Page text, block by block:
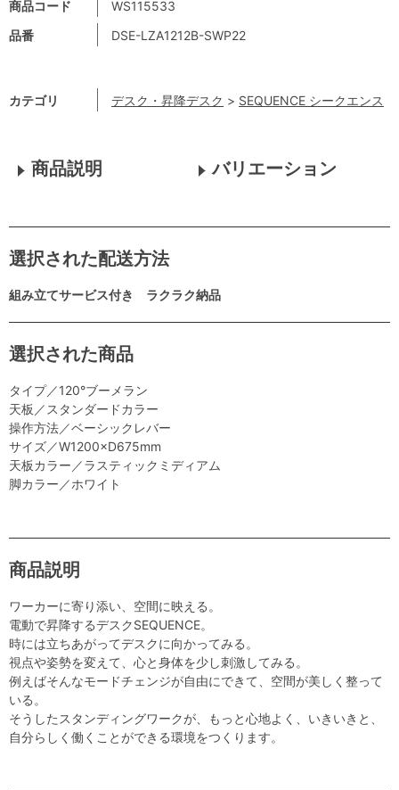
商品コード
WS115533
品番
DSE-LZA1212B-SWP22
カテゴリ デスク・昇降デスク > SEQUENCE シークエンス
商品説明 バリエーション
選択された配送方法
組み立てサービス付き ラクラク納品
選択された商品
タイプ／120°ブーメラン
天板／スタンダードカラー
操作方法／ベーシックレバー
サイズ／W1200×D675mm
天板カラー／ラスティックミディアム
脚カラー／ホワイト
商品説明
ワーカーに寄り添い、空間に映える。
電動で昇降するデスクSEQUENCE。
時には立ちあがってデスクに向かってみる。
視点や姿勢を変えて、心と身体を少し刺激してみる。
例えばそんなモードチェンジが自由にできて、空間が美しく整って
いる。
そうしたスタンディングワークが、もっと心地よく、いきいきと、
自分らしく働くことができる環境をつくります。